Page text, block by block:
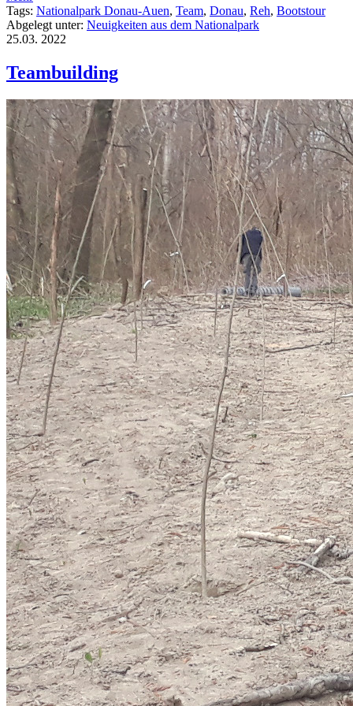
Tags: Nationalpark Donau-Auen, Team, Donau, Reh, Bootstour
Abgelegt unter: Neuigkeiten aus dem Nationalpark
25.03. 2022
Teambuilding